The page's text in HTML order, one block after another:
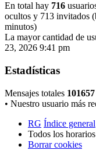
En total hay 716
ocultos y 713 invitados
minutos)
La mayor cantidad de
23, 2026 9:41 pm
Estadísticas
Mensajes totales 101657
• Nuestro usuario más
RG Índice general
Todos los
Borrar cookies